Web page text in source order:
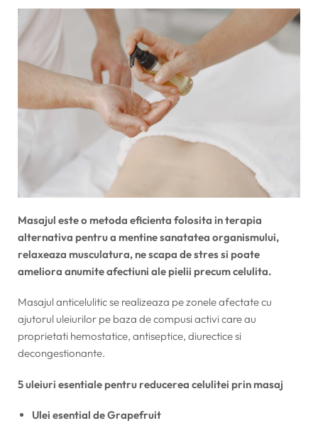
Masajul este o metoda eficienta folosita in terapia
alternativa pentru a mentine sanatatea organismului,
relaxeaza musculatura, ne scapa de stres si poate
ameliora anumite afectiuni ale pielii precum celulita.
Masajul anticelulitic se realizeaza pe zonele afectate cu
ajutorul uleiurilor pe baza de compusi activi care au
proprietati hemostatice, antiseptice, diurectice si
decongestionante.
5 uleiuri esentiale pentru reducerea celulitei prin masaj
Ulei esential de Grapefruit